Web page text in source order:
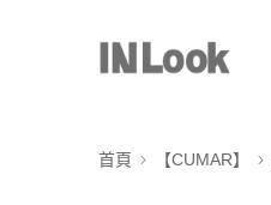
首頁 【CUMAR】